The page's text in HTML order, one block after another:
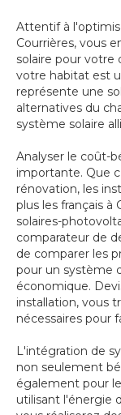
Attentif à
Courrières, vous
solaire pour votre
votre habitat est
représente une
alternatives du
système solaire
Analyser le coût-
importante. Que
rénovation, les
plus les français à
solaires-
comparateur de
de comparer les
pour un système
économique.
installation, vous
nécessaires pour
L'intégration de
non seulement
également pour
utilisant l'énergie